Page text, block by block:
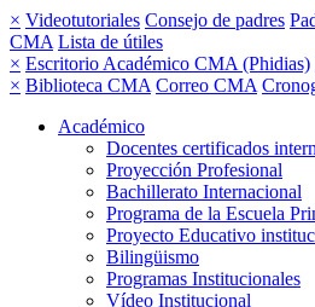
× Videotutoriales Consejo de padres
CMA Lista de útiles
× Escritorio Académico CMA (Phidias)
× Biblioteca CMA Correo CMA
Académico
Docentes certificados
Proyección Profesional
Bachillerato Internacional
Programa de la Escuela
Proyecto Educativo
Bilingüismo
Programas Institucionales
Vídeo Institucional